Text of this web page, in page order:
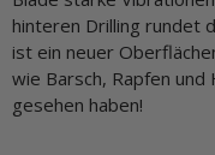
hinteren Drilling rundet
ist ein neuer
wie Barsch, Rapfen
gesehen haben!